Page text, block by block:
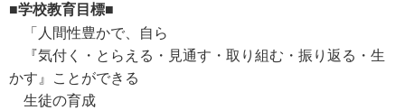
■学校教育目標■
「人間性豊かで、自ら
『気付く・とらえる・見通す・取り組む・振り返る・生
かす』ことができる
生徒の育成